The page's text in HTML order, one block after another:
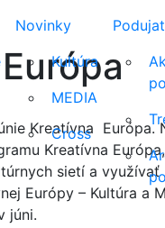
Novinky
Kultúra
MEDIA
Cross
Kreatívna Európa.
Kreatívna Európa,
sietí a využívať
Európy – Kultúra a
júni.